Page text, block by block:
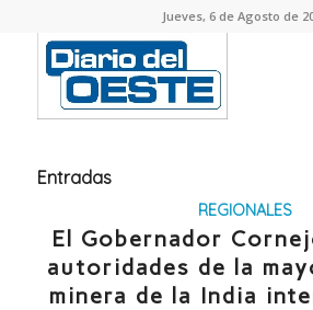
Jueves, 6 de Agosto de
Entradas
REGIONALES
El Gobernador
autoridades de la
minera de la India